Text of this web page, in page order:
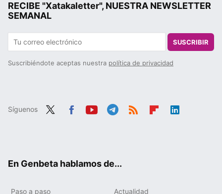
RECIBE "Xatakaletter", NUESTRA NEWSLETTER
SEMANAL
SUSCRIBIR
Suscribiéndote aceptas nuestra política de privacidad
Síguenos
En Genbeta hablamos de...
Paso a paso Actualidad